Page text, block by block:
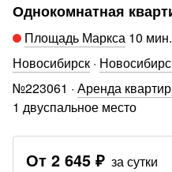
Однокомнатная
Площадь Маркса 10 мин.
Новосибирск ·
№223061 · Аренда
1 двуспальное место
От 2 645 ₽ за сутки